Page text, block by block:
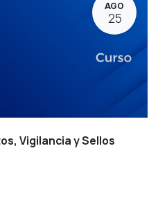
AGO
25
Vigilancia y Sellos